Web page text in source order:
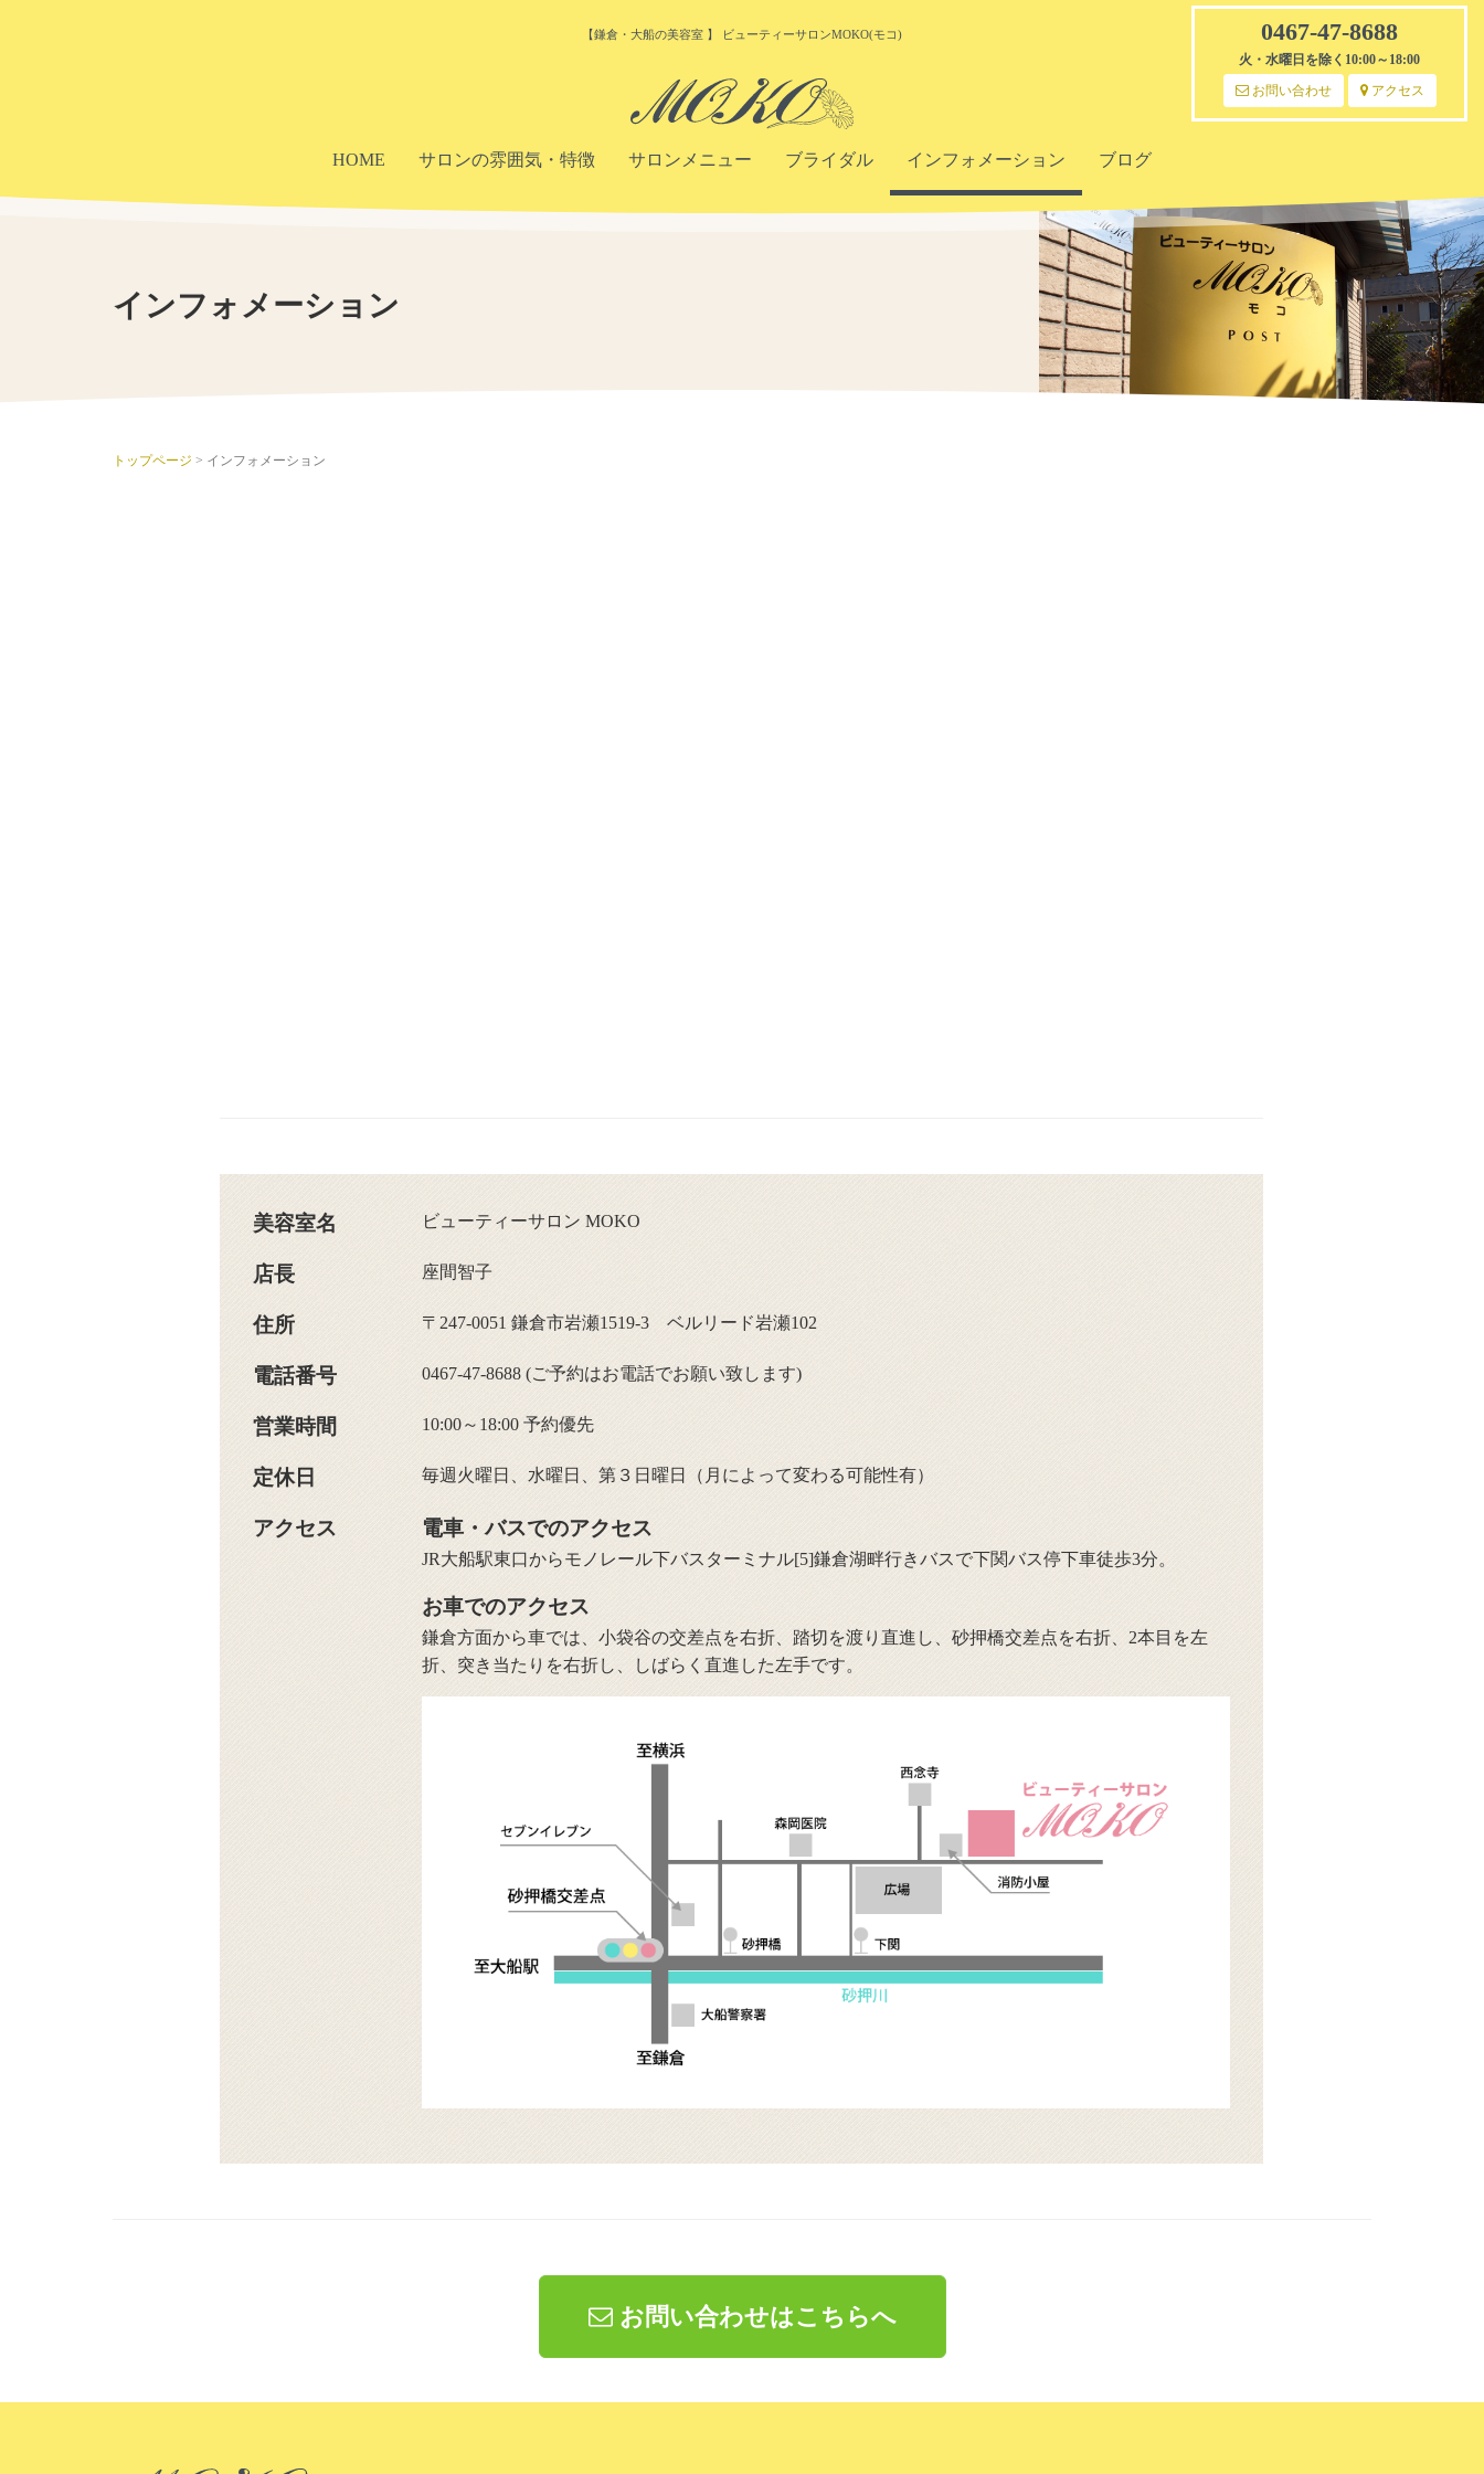
【鎌倉・大船の美容室 】 ビューティーサロンMOKO(モコ)
HOME サロンの雰囲気・特徴 サロンメニュー ブライダル インフォメーション ブログ
0467-47-8688
火・水曜日を除く10:00～18:00
お問い合わせ アクセス
インフォメーション
トップページ > インフォメーション
美容室名 ビューティーサロン MOKO
店長 座間智子
住所 〒247-0051 鎌倉市岩瀬1519-3 ベルリード岩瀬102
電話番号 0467-47-8688 (ご予約はお電話でお願い致します)
営業時間 10:00～18:00 予約優先
定休日 毎週火曜日、水曜日、第３日曜日（月によって変わる可能性有）
アクセス 電車・バスでのアクセス
JR大船駅東口からモノレール下バスターミナル[5]鎌倉湖畔行きバスで下関バス停下車徒歩3分。
お車でのアクセス
鎌倉方面から車では、小袋谷の交差点を右折、踏切を渡り直進し、砂押橋交差点を右折、2本目を左
折、突き当たりを右折し、しばらく直進した左手です。
お問い合わせはこちらへ